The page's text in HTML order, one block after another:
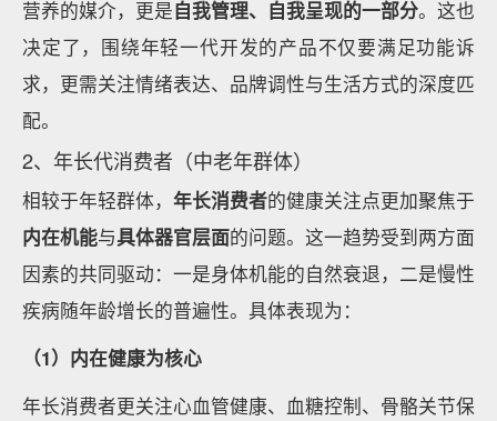
营养的媒介，更是自我管理、自我呈现的一部分。这也
决定了，围绕年轻一代开发的产品不仅要满足功能诉
求，更需关注情绪表达、品牌调性与生活方式的深度匹
配。
2、年长代消费者（中老年群体）
相较于年轻群体， 年长消费者的健康关注点更加聚焦于
内在机能与具体器官层面的问题。这一趋势受到两方面
因素的共同驱动：一是身体机能的自然衰退，二是慢性
疾病随年龄增长的普遍性。具体表现为：
（1）内在健康为核心
年长消费者更关注心血管健康、血糖控制、骨骼关节保